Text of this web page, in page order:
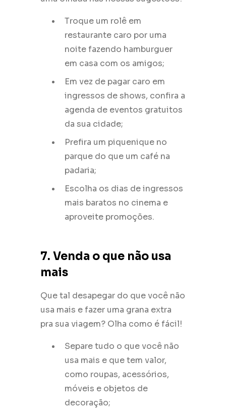
Troque um rolê em
restaurante caro por uma
noite fazendo hamburguer
em casa com os amigos;
Em vez de pagar caro em
ingressos de shows, confira a
agenda de eventos gratuitos
da sua cidade;
Prefira um piquenique no
parque do que um café na
padaria;
Escolha os dias de ingressos
mais baratos no cinema e
aproveite promoções.
7. Venda o que não usa
mais
Que tal desapegar do que você não
usa mais e fazer uma grana extra
pra sua viagem? Olha como é fácil!
Separe tudo o que você não
usa mais e que tem valor,
como roupas, acessórios,
móveis e objetos de
decoração;